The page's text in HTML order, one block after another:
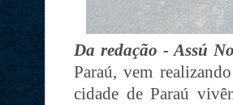
Da redação - Assú
Paraú, vem
cidade de Paraú